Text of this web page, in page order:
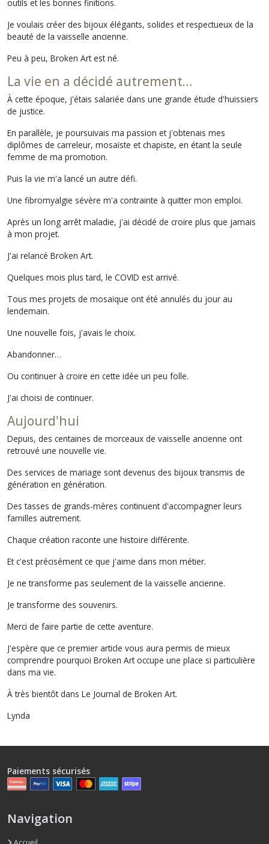
outils et les bonnes finitions.
Je voulais créer des bijoux élégants, solides et respectueux de la
beauté de la vaisselle ancienne.
Peu à peu, Broken Art est né.
La vie en a décidé autrement…
À cette époque, j'étais salariée dans une grande étude d'huissiers
de justice.
En parallèle, je poursuivais ma passion et j'obtenais mes
diplômes de carreleur, mosaïste et chapiste, en étant la seule
femme de ma promotion.
Puis la vie m'a lancé un autre défi.
Une fibromyalgie sévère m'a contrainte à quitter mon emploi.
Après un long arrêt maladie, j'ai décidé de croire plus que jamais
à mon projet.
J'ai relancé Broken Art.
Quelques mois plus tard, le COVID est arrivé.
Tous mes projets de mosaïque ont été annulés du jour au
lendemain.
Une nouvelle fois, j'avais le choix.
Abandonner…
Ou continuer à croire en cette idée un peu folle.
J'ai choisi de continuer.
Aujourd'hui
Depuis, des centaines de morceaux de vaisselle ancienne ont
retrouvé une nouvelle vie.
Des services de mariage sont devenus des bijoux transmis de
génération en génération.
Des tasses de grands-mères continuent d'accompagner leurs
familles autrement.
Chaque création raconte une histoire différente.
Et c'est précisément ce que j'aime dans mon métier.
Je ne transforme pas seulement de la vaisselle ancienne.
Je transforme des souvenirs.
Merci de faire partie de cette aventure.
J'espère que ce premier article vous aura permis de mieux
comprendre pourquoi Broken Art occupe une place si particulière
dans ma vie.
À très bientôt dans Le Journal de Broken Art.
Lynda
Paiements sécurisés
Navigation